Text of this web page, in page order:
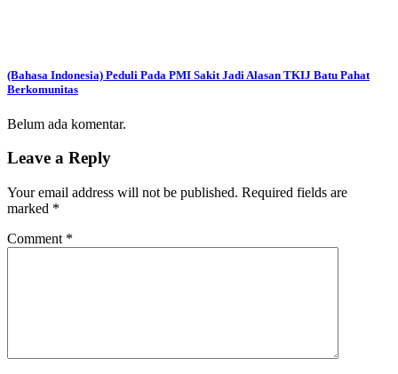
(Bahasa Indonesia) Peduli Pada PMI Sakit Jadi Alasan TKIJ Batu Pahat
Berkomunitas
Belum ada komentar.
Leave a Reply
Your email address will not be published. Required fields are
marked *
Comment *